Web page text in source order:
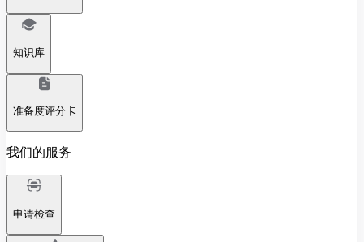
知识库
准备度评分卡
我们的服务
申请检查